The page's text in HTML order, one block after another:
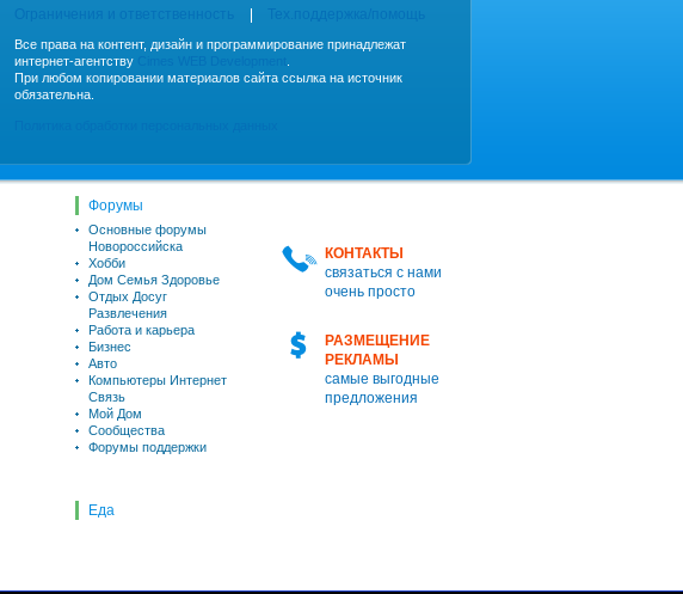
Все права на контент, дизайн и программирование принадлежат
интернет-агентству
При любом копировании материалов сайта ссылка на источник
обязательна.
КОНТАКТЫ
связаться с нами
очень просто
РАЗМЕЩЕНИЕ
РЕКЛАМЫ
самые выгодные
предложения
Форумы
Основные форумы
Новороссийска
Хобби
Дом Семья Здоровье
Отдых Досуг
Развлечения
Работа и карьера
Бизнес
Авто
Компьютеры Интернет
Связь
Мой Дом
Сообщества
Форумы поддержки
Еда